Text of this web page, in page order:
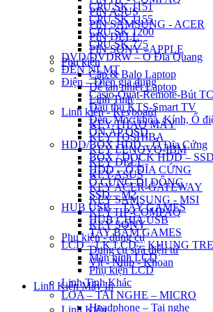
CPU SK 1151
CPU SK 1155
CPU SK 1200
CPU SK 775
DVD/DVDRW – Ổ Đĩa Quang
ĐÈN NLMT
Điện – Điện gia dụng
Casio-Quạt-Remote-Bút TC
Đầu thu KTS-Smart TV
Đèn, Móc khóa, Kính, Ổ
ỔN ÁP QSD
HDD/BOX HDD – Ổ Đĩa Cứng
BOX / DOCK HDD –
HDD – Ổ ĐĨA CỨNG
Ổ CỨNG DI ĐỘNG
SSD – M2
HUB USB – TAY GAMES
HUB CHIA USB
TAY BẤM GAMES
LCD – LK LCD – KHUNG
Màn hình LCD
Phụ kiện LCD
Linh Tinh Khác
LOA – TAI NGHE – MICRO
Headphone – Tai nghe
PIN ASUS
PIN SAMSUNG - ACER
PIN DELL
PIN SONY - APPLE
Phụ kiện
Cặp & Balo Laptop
Đế tản nhiệt Laptop
Linh Tinh
Linh kiện - Keyboard
KEY THÁO MÁY
KEY TOSHIBA
KEY LENOVO-IBM
KEY DELL
KEY ASUS
KEY ACER-GATEWAY
KEY SAMSUNG - MSI
KEY HP-COMPAQ
KEY SONY
Phụ kiện - dụng cụ
Dụng cụ sửa điện tử
Vít - Nhíp - Khoan
Linh Kiện Máy In